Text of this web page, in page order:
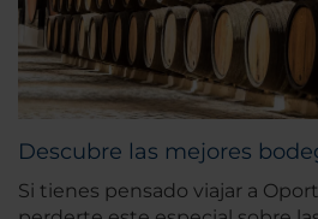
Descubre las mejores
Si tienes pensado viajar a